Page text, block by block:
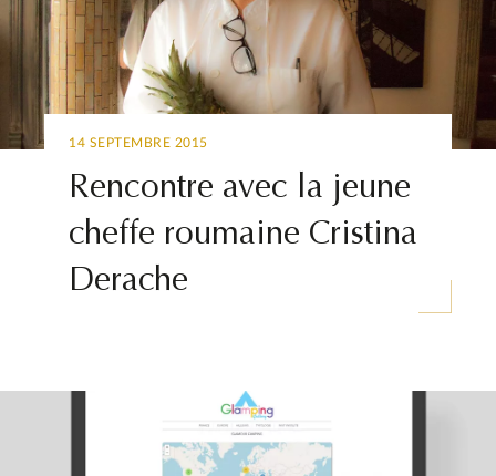
14 SEPTEMBRE 2015
Rencontre avec la jeune
cheffe roumaine Cristina
Derache